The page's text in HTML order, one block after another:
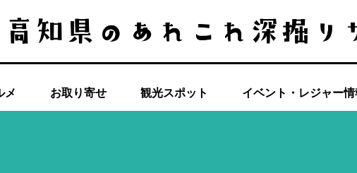
メ お取り寄せ 観光スポット イベント・レジャー情